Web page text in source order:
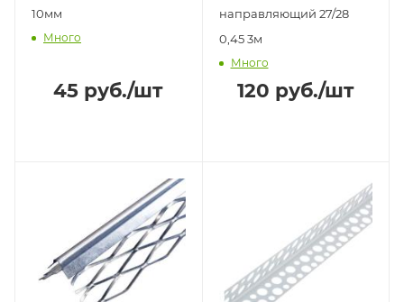
10мм
Много
45 руб./шт
направляющий 27/28
0,45 3м
Много
120 руб./шт